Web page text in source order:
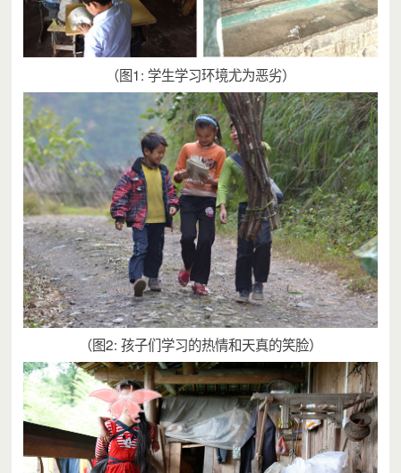
（图1: 学生学习环境尤为恶劣）
（图2: 孩子们学习的热情和天真的笑脸）